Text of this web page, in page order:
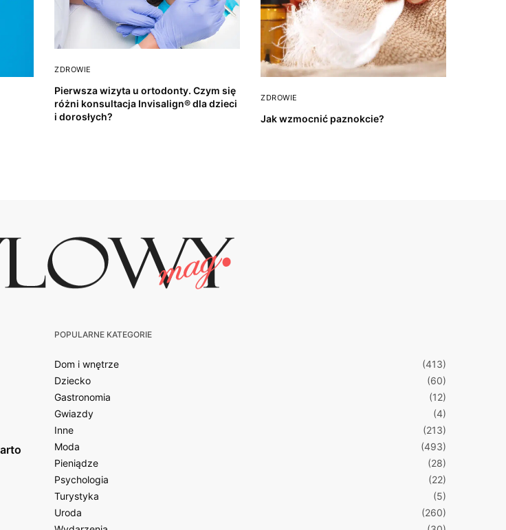
ZDROWIE
Pierwsza wizyta u ortodonty. Czym się
różni konsultacja Invisalign® dla dzieci
i dorosłych?
ZDROWIE
Jak wzmocnić paznokcie?
POPULARNE KATEGORIE
Dom i wnętrze
(413)
Dziecko
(60)
Gastronomia
(12)
Gwiazdy
(4)
Inne
(213)
Moda
(493)
Pieniądze
(28)
Psychologia
(22)
Turystyka
(5)
Uroda
(260)